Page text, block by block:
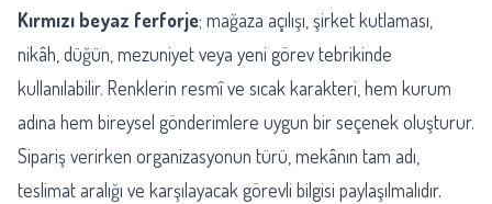
Kırmızı beyaz ferforje; mağaza açılışı, şirket kutlaması,
nikâh, düğün, mezuniyet veya yeni görev tebrikinde
kullanılabilir. Renklerin resmî ve sıcak karakteri, hem kurum
adına hem bireysel gönderimlere uygun bir seçenek oluşturur.
Sipariş verirken organizasyonun türü, mekânın tam adı,
teslimat aralığı ve karşılayacak görevli bilgisi paylaşılmalıdır.